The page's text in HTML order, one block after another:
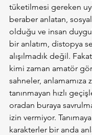
tüketilmesi gereken
beraber anlatan,
olduğu ve insan
bir anlatım, distopya
alışılmadık değil.
kimi zaman amatör
sahneler, anlamamıza
tanınmayan hızlı
oradan buraya
izin vermiyor.
karakterler bir anda